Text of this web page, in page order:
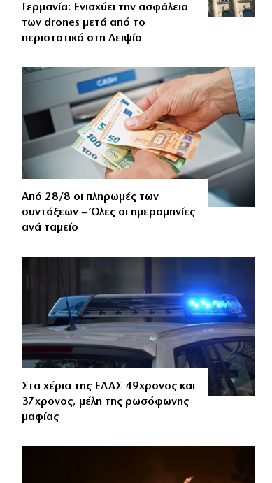
Γερμανία: Ενισχύει την ασφάλεια
των drones μετά από το
περιστατικό στη Λειψία
Από 28/8 οι πληρωμές των
συντάξεων – Όλες οι ημερομηνίες
ανά ταμείο
Στα χέρια της ΕΛΑΣ 49χρονος και
37χρονος, μέλη της ρωσόφωνης
μαφίας